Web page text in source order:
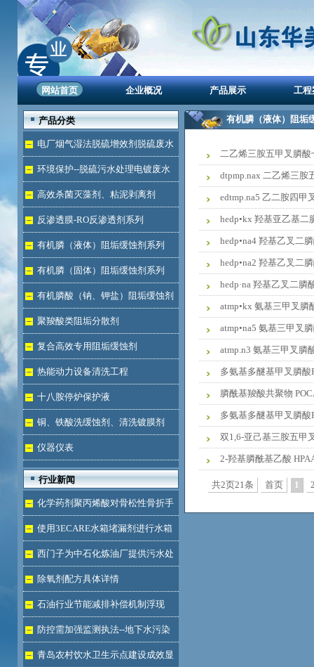
网站首页 企业概况 产品展示 工程
产品分类
电厂烟气湿法脱硫增效剂脱硫废水
处理环境保护--脱硫污水处理电镀废水
达标高效杀菌灭藻剂、粘泥剥离剂
反渗透膜-RO反渗透剂系列
有机膦（液体）阻垢缓蚀剂系列
有机膦（固体）阻垢缓蚀剂系列
有机膦酸（钠、钾盐）阻垢缓蚀剂
液体聚羧酸类阻垢分散剂
复合高效专用阻垢缓蚀剂
热能动力设备清洗工程
十八胺停炉保护液
铜、铁酸洗缓蚀剂、清洗镀膜剂
仪器仪表
行业新闻
化学药剂聚丙烯酸对骨松性骨折手
术成功的用途
使用3ECARE水箱堵漏剂进行水箱
免拆堵漏的维修保养技术
西门子为中石化炼油厂提供污水处
理技术除氧剂配方具体详情
石油行业节能减排补偿机制浮现
防控需加强监测执法--地下水污染
加剧青岛农村饮水卫生示点建设成效显
有机膦（液体）阻垢
二乙烯三胺五甲叉膦酸
dtpmp.nax 二乙烯三胺
edtmp.na5 乙二胺四甲
hedp•kx 羟基亚乙基二
hedp•na4 羟基乙叉二
hedp•na2 羟基乙叉二
hedp·na 羟基乙叉二膦
atmp•kx 氨基三甲叉膦
atmp•na5 氨基三甲叉
atmp.n3 氨基三甲叉膦
多氨基多醚基甲叉膦酸
膦酰基羧酸共聚物
多氨基多醚基甲叉膦酸
双1,6-亚己基三胺五甲
2-羟基膦酰基乙酸
共2页21条 首页 1